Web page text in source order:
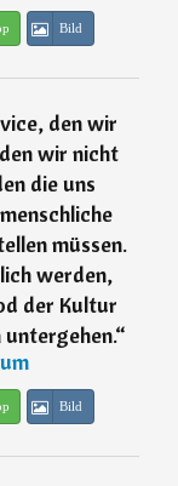
Bild
den wir
wir nicht
die uns
müssen.
werden,
der Kultur
“
Bild